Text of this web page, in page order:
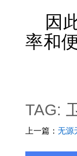
因
率和
TAG:
上一篇： 无源
柜设备温度尽